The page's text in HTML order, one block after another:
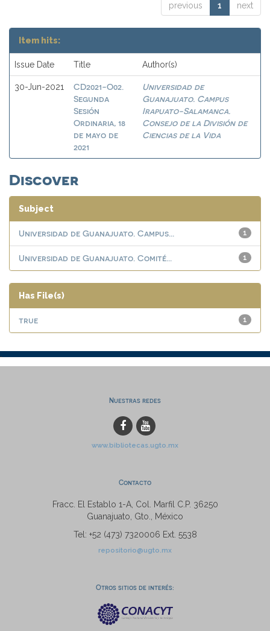
previous 1 next
Item hits:
Issue Date Title Author(s)
30-Jun-2021
CD2021-O02.
Segunda
Sesión
Ordinaria, 18
de mayo de
2021
Universidad de
Guanajuato. Campus
Irapuato-Salamanca.
Consejo de la División de
Ciencias de la Vida
Discover
Subject
1
Universidad de Guanajuato. Campus...
1
Universidad de Guanajuato. Comité...
Has File(s)
1
true
Nuestras redes
www.bibliotecas.ugto.mx
Contacto
Fracc. El Establo 1-A, Col. Marfil C.P. 36250
Guanajuato, Gto., México
Tel: +52 (473) 7320006 Ext. 5538
repositorio@ugto.mx
Otros sitios de interés: